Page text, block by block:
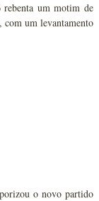
rebenta um motim de
com um levantamento
o novo partido